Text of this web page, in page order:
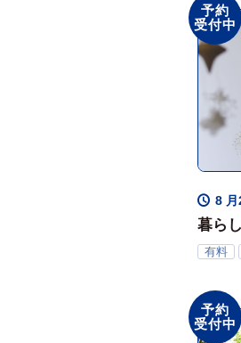
予約
受付中
8 月
暮ら
ジ2026
有料
予約
受付中